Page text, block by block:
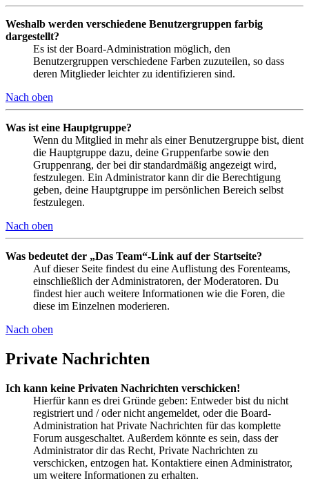
Weshalb werden verschiedene Benutzergruppen farbig
dargestellt?
Es ist der Board-Administration möglich, den
Benutzergruppen verschiedene Farben zuzuteilen, so dass
deren Mitglieder leichter zu identifizieren sind.
Nach oben
Was ist eine Hauptgruppe?
Wenn du Mitglied in mehr als einer Benutzergruppe bist, dient
die Hauptgruppe dazu, deine Gruppenfarbe sowie den
Gruppenrang, der bei dir standardmäßig angezeigt wird,
festzulegen. Ein Administrator kann dir die Berechtigung
geben, deine Hauptgruppe im persönlichen Bereich selbst
festzulegen.
Nach oben
Was bedeutet der „Das Team“-Link auf der Startseite?
Auf dieser Seite findest du eine Auflistung des Forenteams,
einschließlich der Administratoren, der Moderatoren. Du
findest hier auch weitere Informationen wie die Foren, die
diese im Einzelnen moderieren.
Nach oben
Private Nachrichten
Ich kann keine Privaten Nachrichten verschicken!
Hierfür kann es drei Gründe geben: Entweder bist du nicht
registriert und / oder nicht angemeldet, oder die Board-
Administration hat Private Nachrichten für das komplette
Forum ausgeschaltet. Außerdem könnte es sein, dass der
Administrator dir das Recht, Private Nachrichten zu
verschicken, entzogen hat. Kontaktiere einen Administrator,
um weitere Informationen zu erhalten.